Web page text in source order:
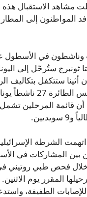
المواطنون إلى
وناشطون في الأسطول
ثونبرج ستُرحّل إلى
أثينا ستتكفل بتكاليف
سيُرحل على نفس
الشرطة
بين المشاركات في
فحص طبي روتيني
المقرر يوم
للإصابات الطفيفة،